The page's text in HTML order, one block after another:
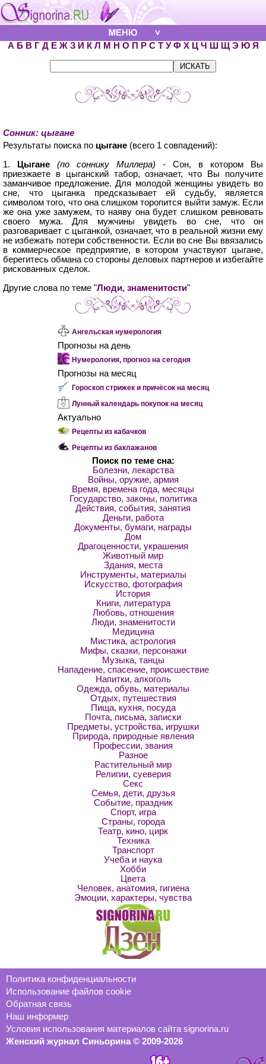
А Б В Г Д Е Ж З И К Л М Н О П Р С Т У Ф Х Ц Ч Ш Щ Э Ю Я
Сонник: цыгане
Результаты поиска по цыгане (всего 1 совпадений):
1.
Цыгане (по соннику Миллера) - Сон, в котором Вы
приезжаете в цыганский табор, означает, что Вы получите
заманчивое предложение. Для молодой женщины увидеть во
сне, что цыганка предсказывает ей судьбу, является
символом того, что она слишком торопится выйти замуж. Если
же она уже замужем, то наяву она будет слишком ревновать
своего мужа. Для мужчины увидеть во сне, что он
разговаривает с цыганкой, означает, что в реальной жизни ему
не избежать потери собственности. Если во сне Вы ввязались
в коммерческое предприятие, в котором участвуют цыгане,
берегитесь обмана со стороны деловых партнеров и избегайте
рискованных сделок.
Другие слова по теме "Люди, знаменитости"
Ангельская нумерология
Прогнозы на день
Нумерология, прогноз на сегодня
Прогнозы на месяц
Гороскоп стрижек и причёсок на месяц
Лунный календарь покупок на месяц
Актуально
Рецепты из кабачков
Рецепты из баклажанов
Поиск по теме сна:
Болезни, лекарства
Войны, оружие, армия
Время, времена года, месяцы
Государство, законы, политика
Действия, события, занятия
Деньги, работа
Документы, бумаги, награды
Дом
Драгоценности, украшения
Животный мир
Здания, места
Инструменты, материалы
Искусство, фотография
История
Книги, литература
Любовь, отношения
Люди, знаменитости
Медицина
Мистика, астрология
Мифы, сказки, персонажи
Музыка, танцы
Нападение, спасение, происшествие
Напитки, алкоголь
Одежда, обувь, материалы
Отдых, путешествия
Пища, кухня, посуда
Почта, письма, записки
Предметы, устройства, игрушки
Природа, природные явления
Профессии, звания
Разное
Растительный мир
Религии, суеверия
Секс
Семья, дети, друзья
Событие, праздник
Спорт, игра
Страны, города
Театр, кино, цирк
Техника
Транспорт
Учеба и наука
Хобби
Цвета
Человек, анатомия, гигиена
Эмоции, характеры, чувства
Политика конфиденциальности
Использование файлов cookie
Обратная связь
Наш информер
Условия использования материалов сайта signorina.ru
Женский журнал Синьорина © 2009-2026